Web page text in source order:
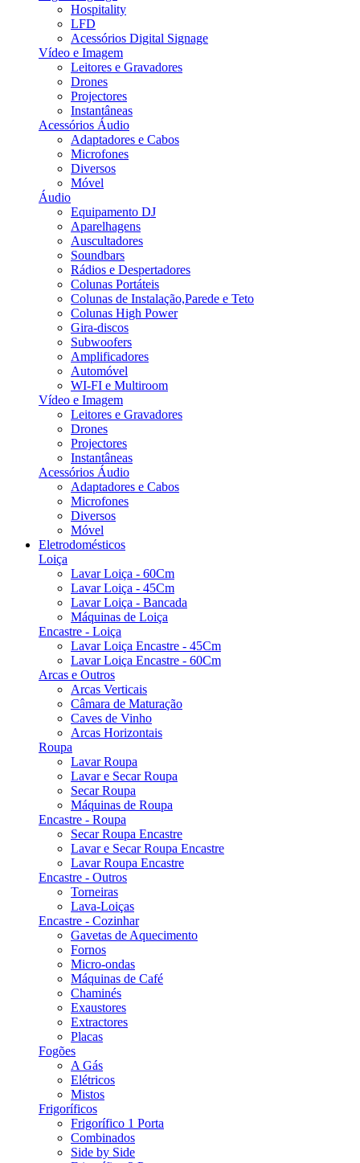
Hospitality
LFD
Acessórios Digital Signage
Vídeo e Imagem
Leitores e Gravadores
Drones
Projectores
Instantâneas
Acessórios Áudio
Adaptadores e Cabos
Microfones
Diversos
Móvel
Áudio
Equipamento DJ
Aparelhagens
Auscultadores
Soundbars
Rádios e Despertadores
Colunas Portáteis
Colunas de Instalação,Parede e Teto
Colunas High Power
Gira-discos
Subwoofers
Amplificadores
Automóvel
WI-FI e Multiroom
Vídeo e Imagem
Leitores e Gravadores
Drones
Projectores
Instantâneas
Acessórios Áudio
Adaptadores e Cabos
Microfones
Diversos
Móvel
Eletrodomésticos
Loiça
Lavar Loiça - 60Cm
Lavar Loiça - 45Cm
Lavar Loiça - Bancada
Máquinas de Loiça
Encastre - Loiça
Lavar Loiça Encastre - 45Cm
Lavar Loiça Encastre - 60Cm
Arcas e Outros
Arcas Verticais
Câmara de Maturação
Caves de Vinho
Arcas Horizontais
Roupa
Lavar Roupa
Lavar e Secar Roupa
Secar Roupa
Máquinas de Roupa
Encastre - Roupa
Secar Roupa Encastre
Lavar e Secar Roupa Encastre
Lavar Roupa Encastre
Encastre - Outros
Torneiras
Lava-Loiças
Encastre - Cozinhar
Gavetas de Aquecimento
Fornos
Micro-ondas
Máquinas de Café
Chaminés
Exaustores
Extractores
Placas
Fogões
A Gás
Elétricos
Mistos
Frigoríficos
Frigorífico 1 Porta
Combinados
Side by Side